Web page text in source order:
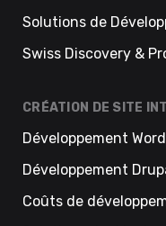
Solutions de
Swiss Discovery &
CRÉATION DE SITE
Développement
Développement
Coûts de